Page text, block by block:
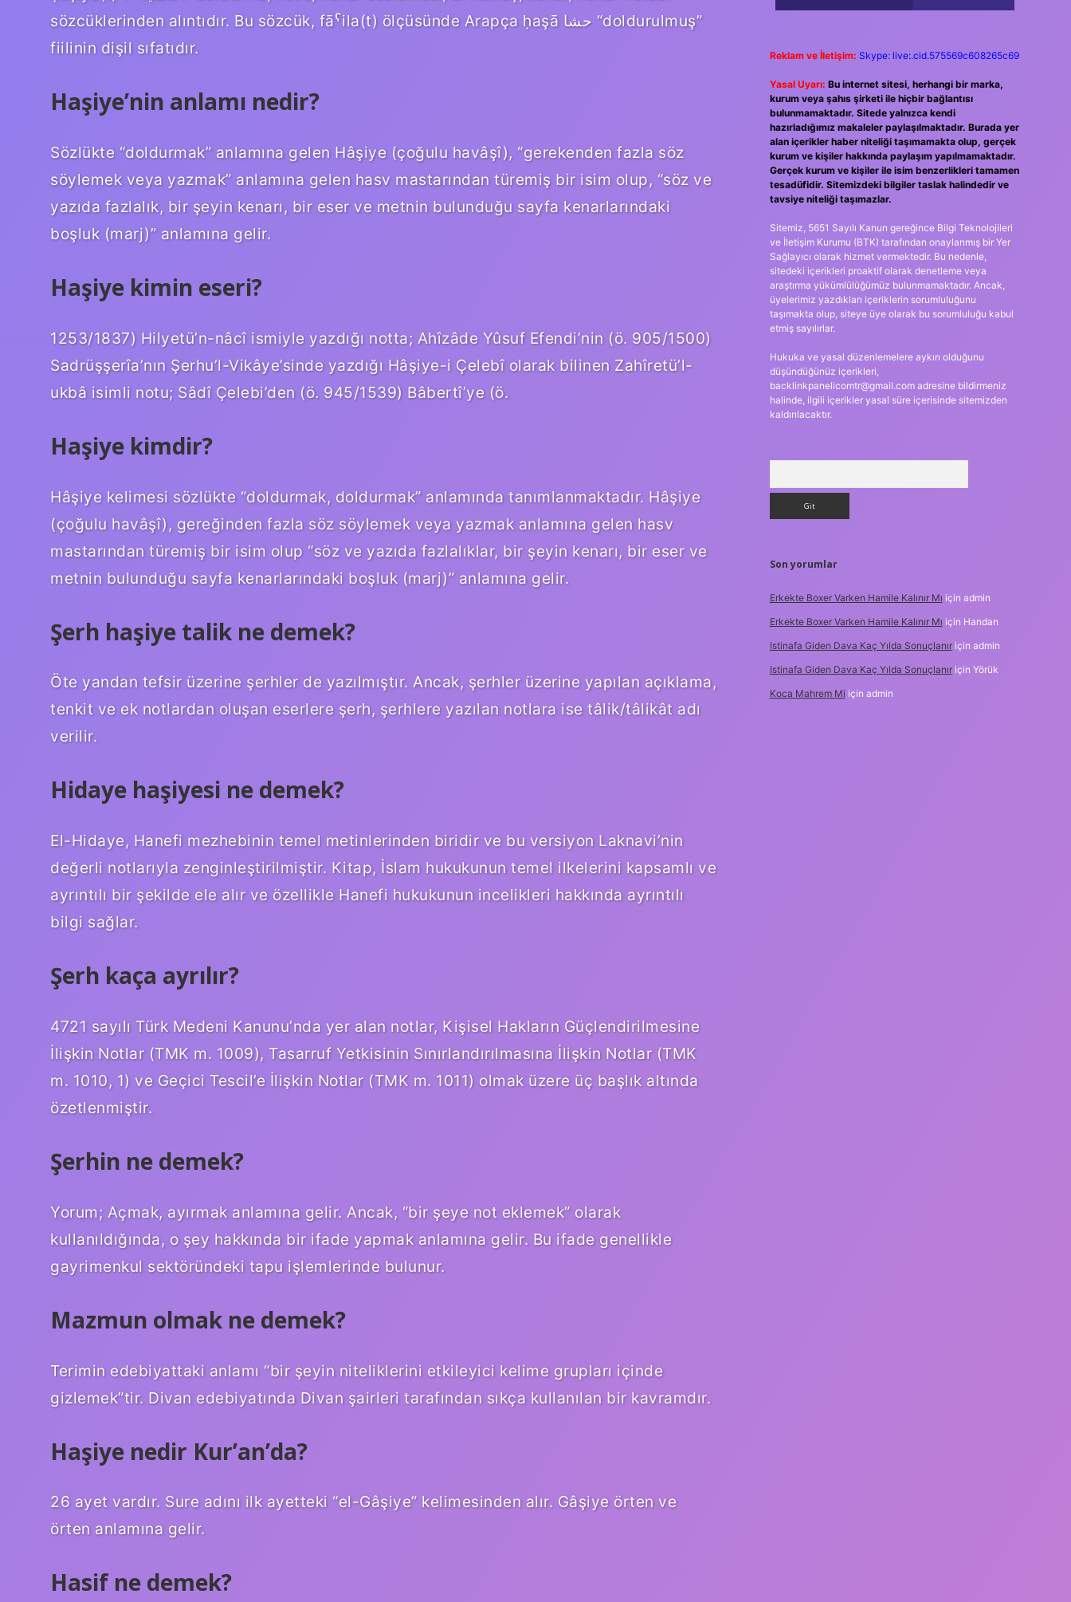
sözcüklerinden alıntıdır. Bu sözcük, fāˁila(t) ölçüsünde Arapça ḥaşā حشا “doldurulmuş”
fiilinin dişil sıfatıdır.
Haşiye’nin anlamı nedir?
Sözlükte “doldurmak” anlamına gelen Hâşiye (çoğulu havâşî), “gerekenden fazla söz
söylemek veya yazmak” anlamına gelen hasv mastarından türemiş bir isim olup, “söz ve
yazıda fazlalık, bir şeyin kenarı, bir eser ve metnin bulunduğu sayfa kenarlarındaki
boşluk (marj)” anlamına gelir.
Haşiye kimin eseri?
1253/1837) Hilyetü’n-nâcî ismiyle yazdığı notta; Ahîzâde Yûsuf Efendi’nin (ö. 905/1500)
Sadrüşşerîa’nın Şerhu’l-Vikâye’sinde yazdığı Hâşiye-i Çelebî olarak bilinen Zahîretü’l-
ukbâ isimli notu; Sâdî Çelebi’den (ö. 945/1539) Bâbertî’ye (ö.
Haşiye kimdir?
Hâşiye kelimesi sözlükte “doldurmak, doldurmak” anlamında tanımlanmaktadır. Hâşiye
(çoğulu havâşî), gereğinden fazla söz söylemek veya yazmak anlamına gelen hasv
mastarından türemiş bir isim olup “söz ve yazıda fazlalıklar, bir şeyin kenarı, bir eser ve
metnin bulunduğu sayfa kenarlarındaki boşluk (marj)” anlamına gelir.
Şerh haşiye talik ne demek?
Öte yandan tefsir üzerine şerhler de yazılmıştır. Ancak, şerhler üzerine yapılan açıklama,
tenkit ve ek notlardan oluşan eserlere şerh, şerhlere yazılan notlara ise tâlik/tâlikât adı
verilir.
Hidaye haşiyesi ne demek?
El-Hidaye, Hanefi mezhebinin temel metinlerinden biridir ve bu versiyon Laknavi’nin
değerli notlarıyla zenginleştirilmiştir. Kitap, İslam hukukunun temel ilkelerini kapsamlı ve
ayrıntılı bir şekilde ele alır ve özellikle Hanefi hukukunun incelikleri hakkında ayrıntılı
bilgi sağlar.
Şerh kaça ayrılır?
4721 sayılı Türk Medeni Kanunu’nda yer alan notlar, Kişisel Hakların Güçlendirilmesine
İlişkin Notlar (TMK m. 1009), Tasarruf Yetkisinin Sınırlandırılmasına İlişkin Notlar (TMK
m. 1010, 1) ve Geçici Tescil’e İlişkin Notlar (TMK m. 1011) olmak üzere üç başlık altında
özetlenmiştir.
Şerhin ne demek?
Yorum; Açmak, ayırmak anlamına gelir. Ancak, “bir şeye not eklemek” olarak
kullanıldığında, o şey hakkında bir ifade yapmak anlamına gelir. Bu ifade genellikle
gayrimenkul sektöründeki tapu işlemlerinde bulunur.
Mazmun olmak ne demek?
Terimin edebiyattaki anlamı “bir şeyin niteliklerini etkileyici kelime grupları içinde
gizlemek”tir. Divan edebiyatında Divan şairleri tarafından sıkça kullanılan bir kavramdır.
Haşiye nedir Kur’an’da?
26 ayet vardır. Sure adını ilk ayetteki “el-Gâşiye” kelimesinden alır. Gâşiye örten ve
örten anlamına gelir.
Hasif ne demek?
Reklam ve İletişim: Skype: live:.cid.575569c608265c69
Yasal Uyarı: Bu internet sitesi, herhangi bir marka,
kurum veya şahıs şirketi ile hiçbir bağlantısı
bulunmamaktadır. Sitede yalnızca kendi
hazırladığımız makaleler paylaşılmaktadır. Burada yer
alan içerikler haber niteliği taşımamakta olup, gerçek
kurum ve kişiler hakkında paylaşım yapılmamaktadır.
Gerçek kurum ve kişiler ile isim benzerlikleri tamamen
tesadüfidir. Sitemizdeki bilgiler taslak halindedir ve
tavsiye niteliği taşımazlar.
Sitemiz, 5651 Sayılı Kanun gereğince Bilgi Teknolojileri
ve İletişim Kurumu (BTK) tarafından onaylanmış bir Yer
Sağlayıcı olarak hizmet vermektedir. Bu nedenle,
sitedeki içerikleri proaktif olarak denetleme veya
araştırma yükümlülüğümüz bulunmamaktadır. Ancak,
üyelerimiz yazdıkları içeriklerin sorumluluğunu
taşımakta olup, siteye üye olarak bu sorumluluğu kabul
etmiş sayılırlar.
Hukuka ve yasal düzenlemelere aykırı olduğunu
düşündüğünüz içerikleri,
backlinkpanelicomtr@gmail.comadresine bildirmeniz
halinde, ilgili içerikler yasal süre içerisinde sitemizden
kaldırılacaktır.
Son yorumlar
Erkekte Boxer Varken Hamile Kalınır Mı için admin
Erkekte Boxer Varken Hamile Kalınır Mı için Handan
Istinafa Giden Dava Kaç Yılda Sonuçlanıriçin admin
Istinafa Giden Dava Kaç Yılda Sonuçlanıriçin Yörük
Koca Mahrem Mi için admin